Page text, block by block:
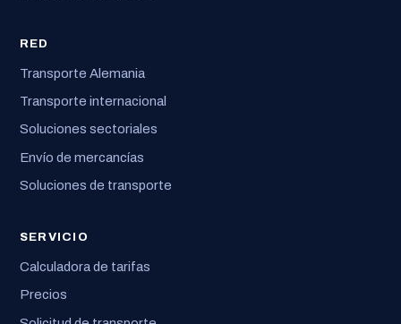
RED
Transporte Alemania
Transporte internacional
Soluciones sectoriales
Envío de mercancías
Soluciones de transporte
SERVICIO
Calculadora de tarifas
Precios